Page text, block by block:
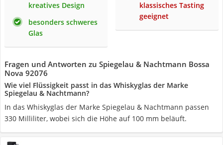
kreatives Design
besonders schweres
Glas
klassisches Tasting
geeignet
Fragen und Antworten zu Spiegelau & Nachtmann Bossa
Nova 92076
Wie viel Flüssigkeit passt in das Whiskyglas der Marke
Spiegelau & Nachtmann?
In das Whiskyglas der Marke Spiegelau & Nachtmann passen
330 Milliliter, wobei sich die Höhe auf 100 mm beläuft.